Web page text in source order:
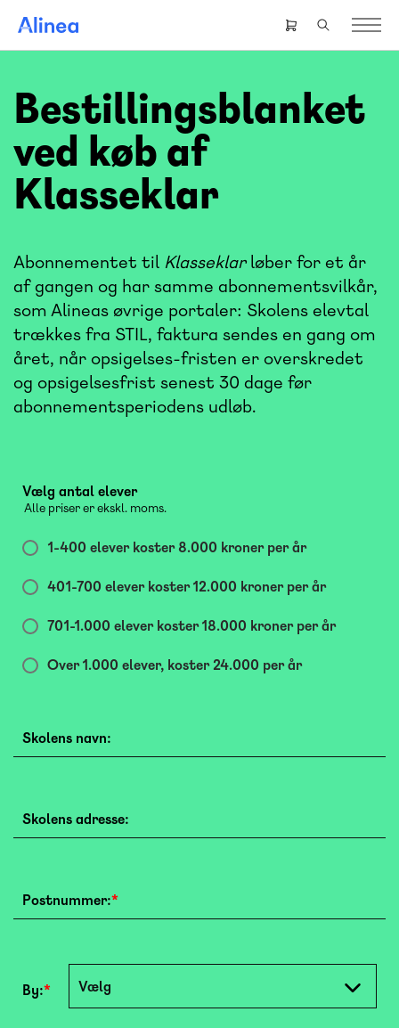
hovedindhold
Header
right
Bestillingsblanket
ved køb af
Klasseklar
Abonnementet til Klasseklarløber for et år
af gangen og har samme abonnementsvilkår,
som Alineas øvrige portaler: Skolens elevtal
trækkes fra STIL, faktura sendes en gang om
året, når opsigelses-fristen er overskredet
og opsigelsesfrist senest 30 dage før
abonnementsperiodens udløb.
Vælg antal elever
Alle priser er ekskl. moms.
1-400 elever koster 8.000 kroner per år
401-700 elever koster 12.000 kroner per år
701-1.000 elever koster 18.000 kroner per år
Over 1.000 elever, koster 24.000 per år
Skolens navn:
Skolens adresse:
Postnummer:*
By:* Vælg